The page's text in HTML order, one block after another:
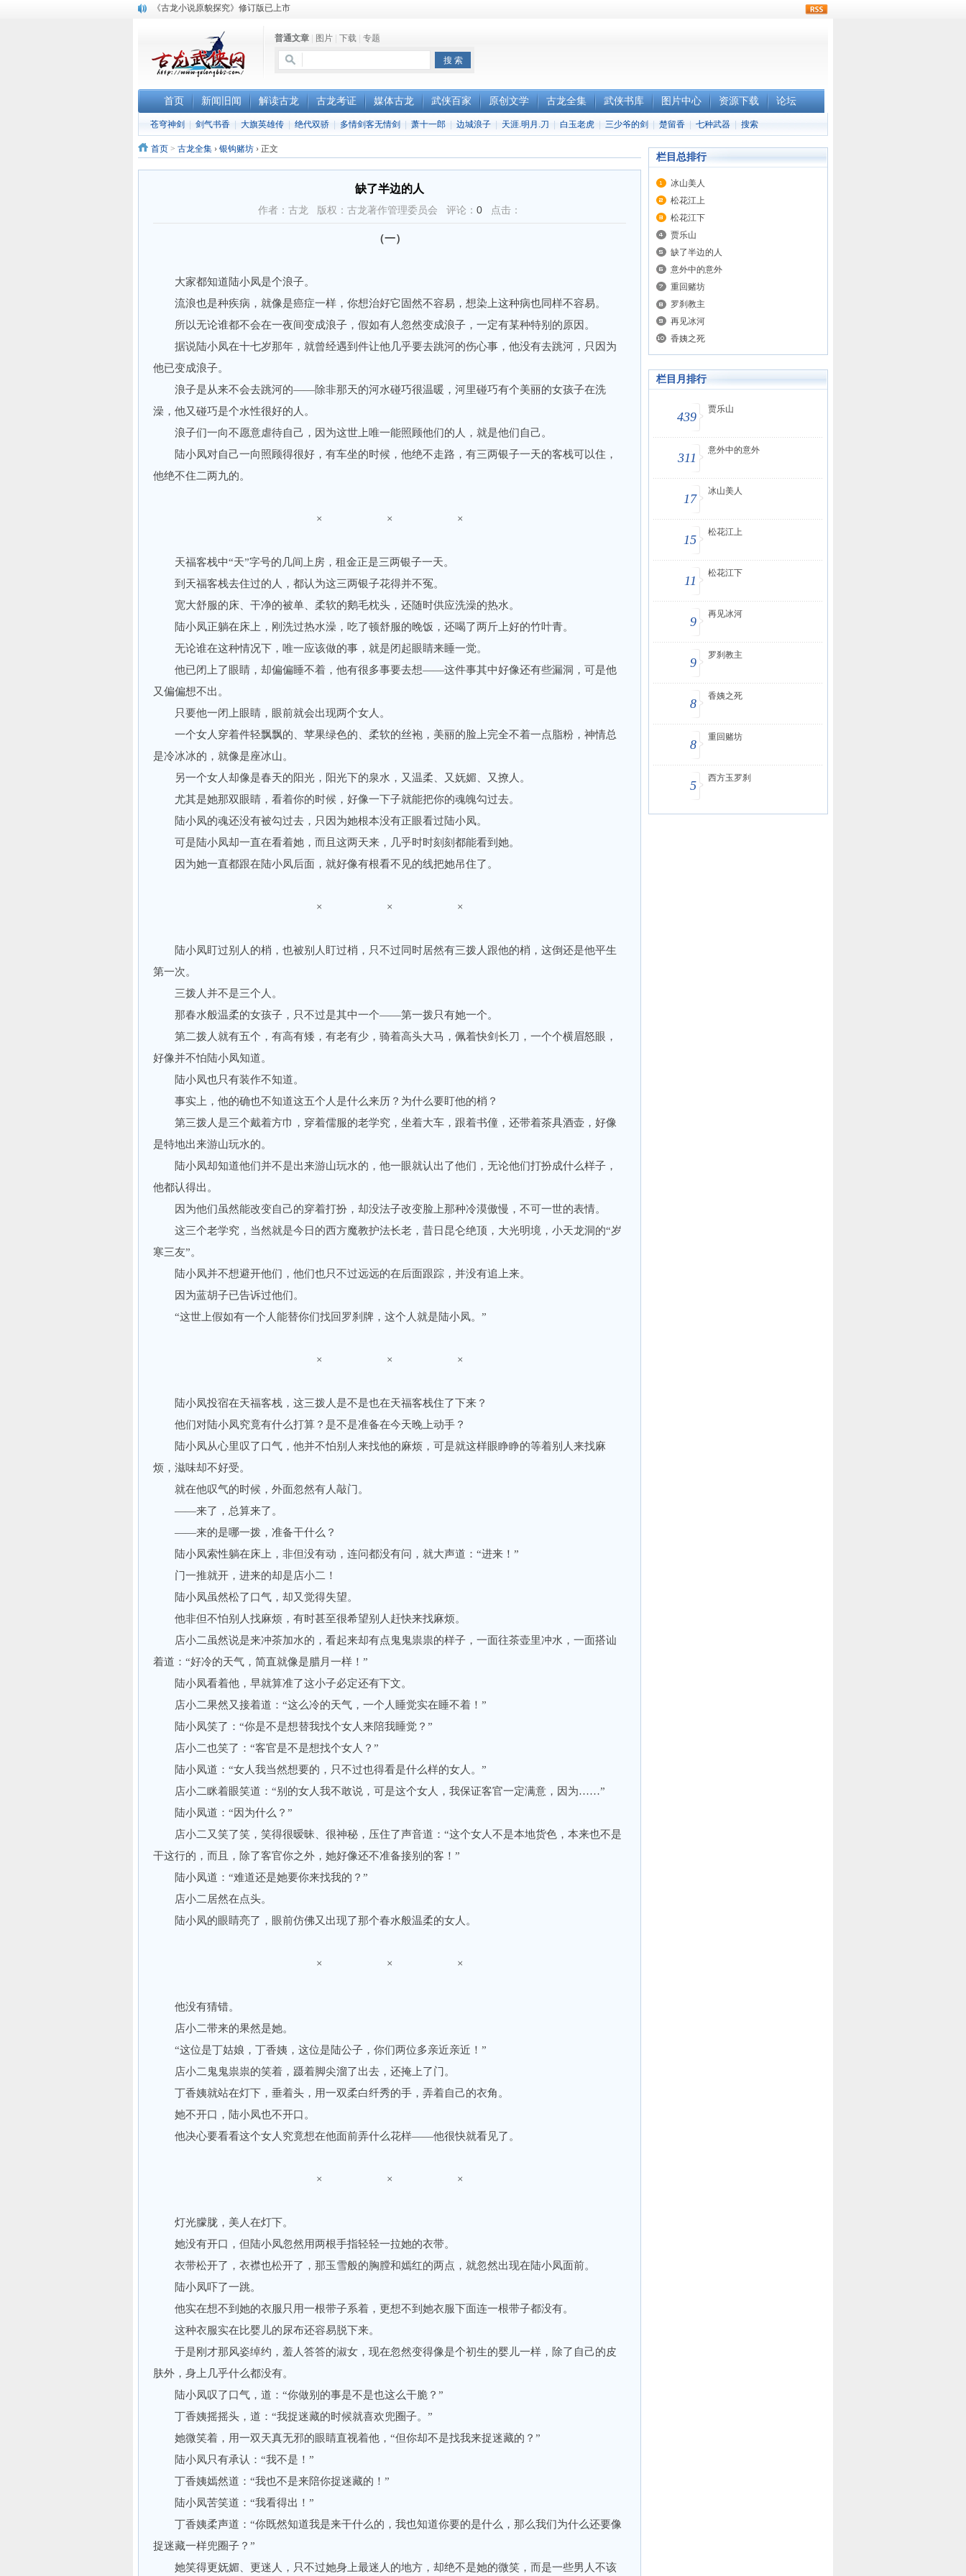
顾雪衣《古龙武侠小说知见录》上市
《古龙小说原貌探究》修订版已上市普通文章 图片 下载 专题
首页 新闻旧闻 解读古龙 古龙考证 媒体古龙 武侠百家 原创文学 古龙全集 武侠书库 图片中心 资源下载 论坛
苍穹神剑 剑气书香 大旗英雄传 绝代双骄 多情剑客无情剑 萧十一郎 边城浪子 天涯.明月.刀 白玉老虎 三少爷的剑 楚留香 七种武器 搜索
首页 > 古龙全集 › 银钩赌坊 › 正文
缺了半边的人
作者：古龙 版权：古龙著作管理委员会 评论： 0 点击：
（一）
大家都知道陆小凤是个浪子。
流浪也是种疾病，就像是癌症一样，你想治好它固然不容易，想染上这种病也同样不容易。
所以无论谁都不会在一夜间变成浪子，假如有人忽然变成浪子，一定有某种特别的原因。
据说陆小凤在十七岁那年，就曾经遇到件让他几乎要去跳河的伤心事，他没有去跳河，只因为
他已变成浪子。
浪子是从来不会去跳河的——除非那天的河水碰巧很温暖，河里碰巧有个美丽的女孩子在洗
澡，他又碰巧是个水性很好的人。
浪子们一向不愿意虐待自己，因为这世上唯一能照顾他们的人，就是他们自己。
陆小凤对自己一向照顾得很好，有车坐的时候，他绝不走路，有三两银子一天的客栈可以住，
他绝不住二两九的。
× × ×
天福客栈中“天”字号的几间上房，租金正是三两银子一天。
到天福客栈去住过的人，都认为这三两银子花得并不冤。
宽大舒服的床、干净的被单、柔软的鹅毛枕头，还随时供应洗澡的热水。
陆小凤正躺在床上，刚洗过热水澡，吃了顿舒服的晚饭，还喝了两斤上好的竹叶青。
无论谁在这种情况下，唯一应该做的事，就是闭起眼睛来睡一觉。
他已闭上了眼睛，却偏偏睡不着，他有很多事要去想——这件事其中好像还有些漏洞，可是他
又偏偏想不出。
只要他一闭上眼睛，眼前就会出现两个女人。
一个女人穿着件轻飘飘的、苹果绿色的、柔软的丝袍，美丽的脸上完全不着一点脂粉，神情总
是冷冰冰的，就像是座冰山。
另一个女人却像是春天的阳光，阳光下的泉水，又温柔、又妩媚、又撩人。
尤其是她那双眼睛，看着你的时候，好像一下子就能把你的魂魄勾过去。
陆小凤的魂还没有被勾过去，只因为她根本没有正眼看过陆小凤。
可是陆小凤却一直在看着她，而且这两天来，几乎时时刻刻都能看到她。
因为她一直都跟在陆小凤后面，就好像有根看不见的线把她吊住了。
× × ×
陆小凤盯过别人的梢，也被别人盯过梢，只不过同时居然有三拨人跟他的梢，这倒还是他平生
第一次。
三拨人并不是三个人。
那春水般温柔的女孩子，只不过是其中一个——第一拨只有她一个。
第二拨人就有五个，有高有矮，有老有少，骑着高头大马，佩着快剑长刀，一个个横眉怒眼，
好像并不怕陆小凤知道。
陆小凤也只有装作不知道。
事实上，他的确也不知道这五个人是什么来历？为什么要盯他的梢？
第三拨人是三个戴着方巾，穿着儒服的老学究，坐着大车，跟着书僮，还带着茶具酒壶，好像
是特地出来游山玩水的。
陆小凤却知道他们并不是出来游山玩水的，他一眼就认出了他们，无论他们打扮成什么样子，
他都认得出。
因为他们虽然能改变自己的穿着打扮，却没法子改变脸上那种冷漠傲慢，不可一世的表情。
这三个老学究，当然就是今日的西方魔教护法长老，昔日昆仑绝顶，大光明境，小天龙洞的“岁
寒三友”。
陆小凤并不想避开他们，他们也只不过远远的在后面跟踪，并没有追上来。
因为蓝胡子已告诉过他们。
“这世上假如有一个人能替你们找回罗刹牌，这个人就是陆小凤。”
× × ×
陆小凤投宿在天福客栈，这三拨人是不是也在天福客栈住了下来？
他们对陆小凤究竟有什么打算？是不是准备在今天晚上动手？
陆小凤从心里叹了口气，他并不怕别人来找他的麻烦，可是就这样眼睁睁的等着别人来找麻
烦，滋味却不好受。
就在他叹气的时候，外面忽然有人敲门。
——来了，总算来了。
——来的是哪一拨，准备干什么？
陆小凤索性躺在床上，非但没有动，连问都没有问，就大声道：“进来！”
门一推就开，进来的却是店小二！
陆小凤虽然松了口气，却又觉得失望。
他非但不怕别人找麻烦，有时甚至很希望别人赶快来找麻烦。
店小二虽然说是来冲茶加水的，看起来却有点鬼鬼祟祟的样子，一面往茶壶里冲水，一面搭讪
着道：“好冷的天气，简直就像是腊月一样！”
陆小凤看着他，早就算准了这小子必定还有下文。
店小二果然又接着道：“这么冷的天气，一个人睡觉实在睡不着！”
陆小凤笑了：“你是不是想替我找个女人来陪我睡觉？”
店小二也笑了：“客官是不是想找个女人？”
陆小凤道：“女人我当然想要的，只不过也得看是什么样的女人。”
店小二眯着眼笑道：“别的女人我不敢说，可是这个女人，我保证客官一定满意，因为……”
陆小凤道：“因为什么？”
店小二又笑了笑，笑得很暧昧、很神秘，压住了声音道：“这个女人不是本地货色，本来也不是
干这行的，而且，除了客官你之外，她好像还不准备接别的客！”
陆小凤道：“难道还是她要你来找我的？”
店小二居然在点头。
陆小凤的眼睛亮了，眼前仿佛又出现了那个春水般温柔的女人。
× × ×
他没有猜错。
店小二带来的果然是她。
“这位是丁姑娘，丁香姨，这位是陆公子，你们两位多亲近亲近！”
店小二鬼鬼祟祟的笑着，蹑着脚尖溜了出去，还掩上了门。
丁香姨就站在灯下，垂着头，用一双柔白纤秀的手，弄着自己的衣角。
她不开口，陆小凤也不开口。
他决心要看看这个女人究竟想在他面前弄什么花样——他很快就看见了。
× × ×
灯光朦胧，美人在灯下。
她没有开口，但陆小凤忽然用两根手指轻轻一拉她的衣带。
衣带松开了，衣襟也松开了，那玉雪般的胸膛和嫣红的两点，就忽然出现在陆小凤面前。
陆小凤吓了一跳。
他实在想不到她的衣服只用一根带子系着，更想不到她衣服下面连一根带子都没有。
这种衣服实在比婴儿的尿布还容易脱下来。
于是刚才那风姿绰约，羞人答答的淑女，现在忽然变得像是个初生的婴儿一样，除了自己的皮
肤外，身上几乎什么都没有。
陆小凤叹了口气，道：“你做别的事是不是也这么干脆？”
丁香姨摇摇头，道：“我捉迷藏的时候就喜欢兜圈子。”
她微笑着，用一双天真无邪的眼睛直视着他，“但你却不是找我来捉迷藏的？”
陆小凤只有承认：“我不是！”
丁香姨嫣然道：“我也不是来陪你捉迷藏的！”
陆小凤苦笑道：“我看得出！”
丁香姨柔声道：“你既然知道我是来干什么的，我也知道你要的是什么，那么我们为什么还要像
捉迷藏一样兜圈子？”
她笑得更妩媚、更迷人，只不过她身上最迷人的地方，却绝不是她的微笑，而是一些男人不该
栏目总排行
冰山美人
松花江上
松花江下
贾乐山
缺了半边的人
意外中的意外
重回赌坊
罗刹教主
再见冰河
香姨之死
栏目月排行
439
贾乐山
311
意外中的意外
17
冰山美人
15
松花江上
11
松花江下
9
再见冰河
9
罗刹教主
8
香姨之死
8
重回赌坊
5
西方玉罗刹